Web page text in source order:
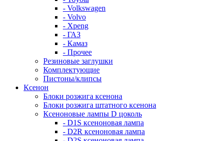
- Volkswagen
- Volvo
- Xpeng
- ГАЗ
- Камаз
- Прочее
Резиновые заглушки
Комплектующие
Пистоны/клипсы
Ксенон
Блоки розжига ксенона
Блоки розжига штатного ксенона
Ксеноновые лампы D цоколь
- D1S ксеноновая лампа
- D2R ксеноновая лампа